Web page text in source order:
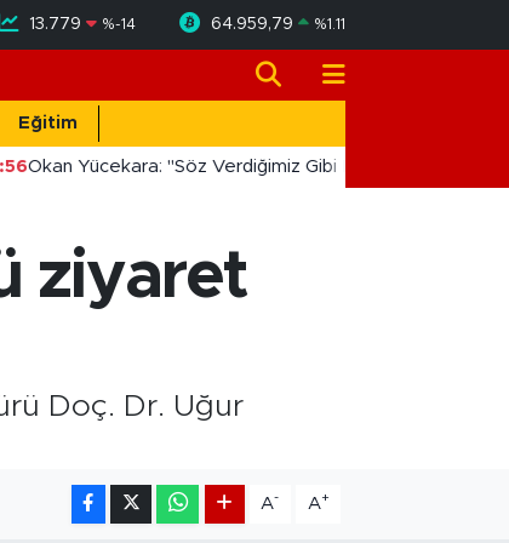
13.779 %-14 64.959,79 %1.11
Eğitim
Okan Yücekara: "Söz Verdiğimiz Gibi Masada Değil,
ziyaret
Doç. Dr. Uğur
A- A+